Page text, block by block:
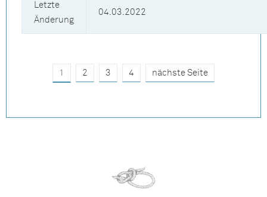
Letzte
Änderung
04.03.2022
1 2 3 4 nächste Seite